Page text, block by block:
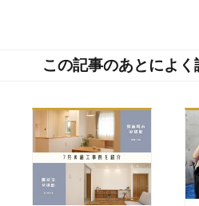
この記事のあとによく